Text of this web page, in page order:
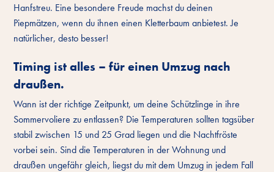
Hanfstreu. Eine besondere Freude machst du deinen
Piepmätzen, wenn du ihnen einen Kletterbaum anbietest. Je
natürlicher, desto besser!
Timing ist alles – für einen Umzug nach
draußen.
Wann ist der richtige Zeitpunkt, um deine Schützlinge in ihre
Sommervoliere zu entlassen? Die Temperaturen sollten tagsüber
stabil zwischen 15 und 25 Grad liegen und die Nachtfröste
vorbei sein. Sind die Temperaturen in der Wohnung und
draußen ungefähr gleich, liegst du mit dem Umzug in jedem Fall